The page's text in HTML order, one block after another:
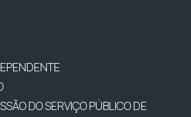
DO SERVIÇO PÚBLICO DE